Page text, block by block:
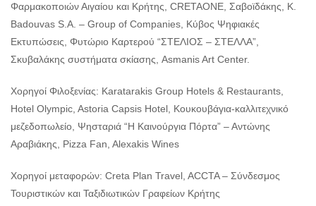
Φαρμακοποιών Αιγαίου και Κρήτης, CRETAONE, Σαβοϊδάκης, K.
Badouvas S.A. – Group of Companies, Κύβος Ψηφιακές
Εκτυπώσεις, Φυτώριο Καρτερού “ΣΤΕΛΙΟΣ – ΣΤΕΛΛΑ”,
Σκυβαλάκης συστήματα σκίασης, Asmanis Art Center.
Χορηγοί Φιλοξενίας: Karatarakis Group Hotels & Restaurants,
Hotel Olympic, Astoria Capsis Hotel, Κουκουβάγια-καλλιτεχνικό
μεζεδοπωλείο, Ψησταριά “Η Καινούργια Πόρτα” – Αντώνης
Αραβιάκης, Pizza Fan, Alexakis Wines
Χορηγοί μεταφορών: Creta Plan Travel, ACCTA – Σύνδεσμος
Τουριστικών και Ταξιδιωτικών Γραφείων Κρήτης